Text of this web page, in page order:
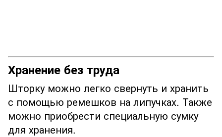
Хранение без труда
Шторку можно легко свернуть и хранить
с помощью ремешков на липучках. Также
можно приобрести специальную сумку
для хранения.